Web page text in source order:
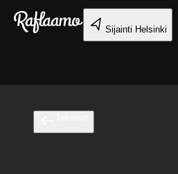
Siirry pääsisältöön
Sijainti Helsinki